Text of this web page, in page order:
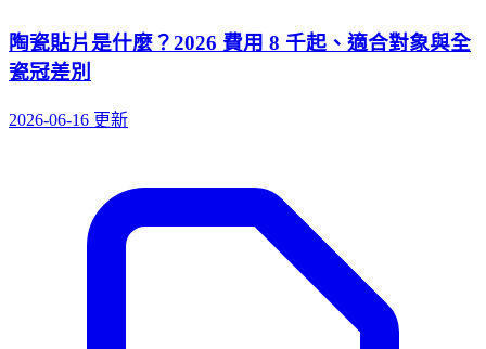
陶瓷貼片是什麼？2026 費用 8 千起、適合對象與全
瓷冠差別
2026-06-16 更新